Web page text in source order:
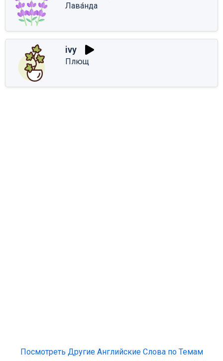
Лава́нда
ivy
Плющ
Посмотреть Другие Английские Слова по Темам